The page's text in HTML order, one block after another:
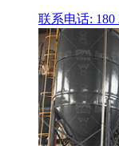
联系电话: 180